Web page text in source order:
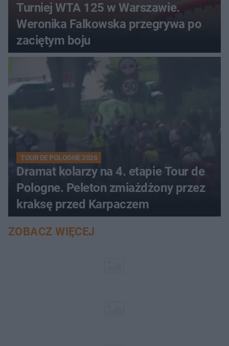
Turniej WTA 125 w Warszawie.
Weronika Falkowska przegrywa po
zaciętym boju
TOUR DE POLOGNE 2026
Dramat kolarzy na 4. etapie Tour de
Pologne. Peleton zmiażdżony przez
kraksę przed Karpaczem
ZOBACZ WIĘCEJ